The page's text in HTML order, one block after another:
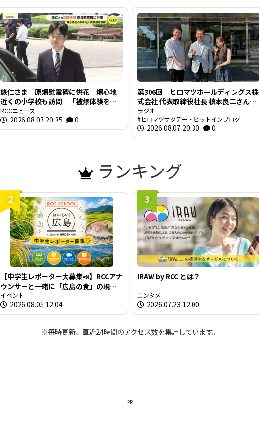
悠仁さま 原爆慰霊碑に供花 爆心地
近くの小学校も訪問 「被爆体験を若
い世代に繋いでいくことが大切」広島
RCCニュース
2026.08.07 20:35 0
第306回 ヒロマツホールディングス株
式会社 代表取締役社長 槙本良二さん
前編【ヒロマツ サタデー・ピットイ
ン】
ラジオ
ヒロマツサタデー・ピットインブログ
2026.08.07 20:30 0
ランキング
2
【中学生レポーター大募集📣】RCCアナ
ウンサーと一緒に「広島の食」の現場
を取材しよう！
イベント
2026.08.05 12:04
3
IRAW by RCC とは？
エンタメ
2026.07.23 12:00
※毎時更新、直近24時間のアクセス数を集計しています。
PR